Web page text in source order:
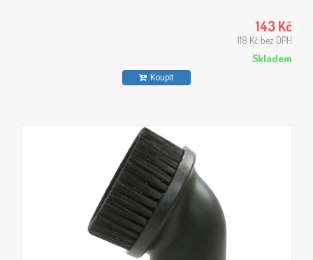
143 Kč
118 Kč bez DPH
Skladem
Koupit